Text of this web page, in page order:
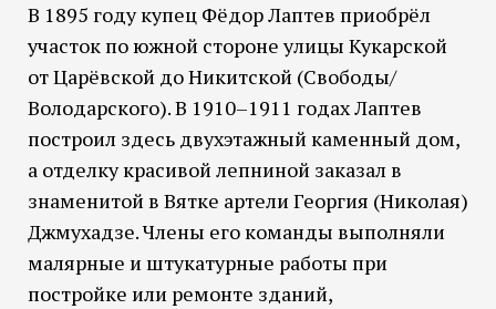
В 1895 году купец Фёдор Лаптев приобрёл
участок по южной стороне улицы Кукарской
от Царёвской до Никитской (Свободы/
Володарского). В 1910–1911 годах Лаптев
построил здесь двухэтажный каменный дом,
а отделку красивой лепниной заказал в
знаменитой в Вятке артели Георгия (Николая)
Джмухадзе. Члены его команды выполняли
малярные и штукатурные работы при
постройке или ремонте зданий,